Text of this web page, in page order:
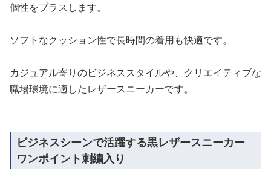
個性をプラスします。
ソフトなクッション性で長時間の着用も快適です。
カジュアル寄りのビジネススタイルや、クリエイティブな
職場環境に適したレザースニーカーです。
ビジネスシーンで活躍する黒レザースニーカー
ワンポイント刺繍入り